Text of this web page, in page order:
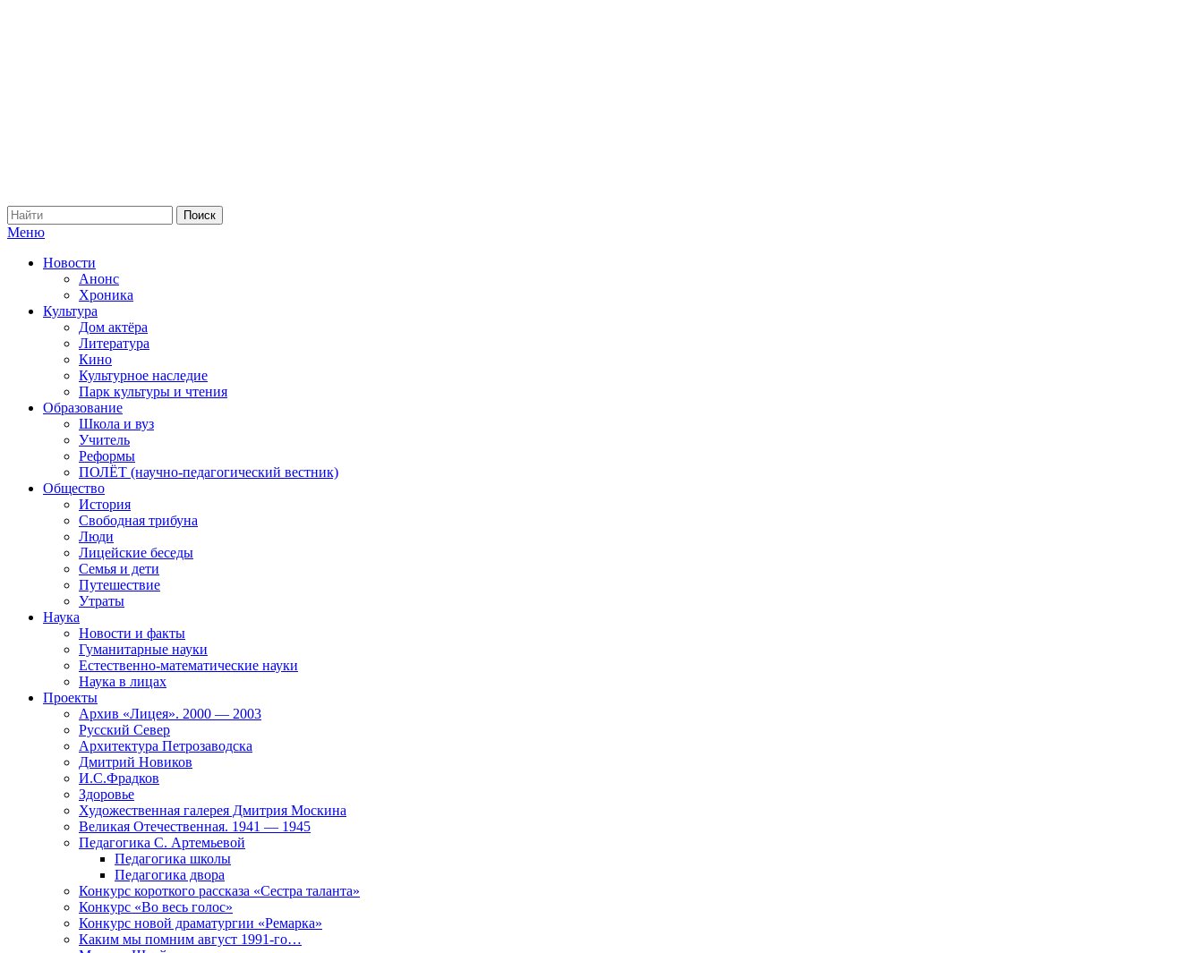
Меню
Новости
Анонс
Хроника
Культура
Дом актёра
Литература
Кино
Культурное наследие
Парк культуры и чтения
Образование
Школа и вуз
Учитель
Реформы
ПОЛЁТ (научно-педагогический вестник)
Общество
История
Свободная трибуна
Люди
Лицейские беседы
Семья и дети
Путешествие
Утраты
Наука
Новости и факты
Гуманитарные науки
Естественно-математические науки
Наука в лицах
Проекты
Архив «Лицея». 2000 — 2003
Русский Север
Архитектура Петрозаводска
Дмитрий Новиков
И.С.Фрадков
Здоровье
Художественная галерея Дмитрия Москина
Великая Отечественная. 1941 — 1945
Педагогика С. Артемьевой
Педагогика школы
Педагогика двора
Конкурс короткого рассказа «Сестра таланта»
Конкурс «Во весь голос»
Конкурс новой драматургии «Ремарка»
Каким мы помним август 1991-го…